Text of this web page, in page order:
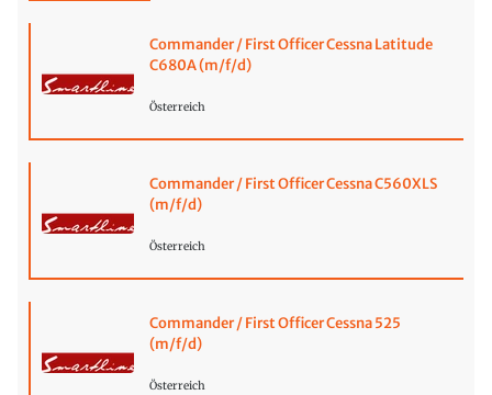
Commander / First Officer Cessna Latitude
C680A (m/f/d)
Österreich
Commander / First Officer Cessna C560XLS
(m/f/d)
Österreich
Commander / First Officer Cessna 525
(m/f/d)
Österreich